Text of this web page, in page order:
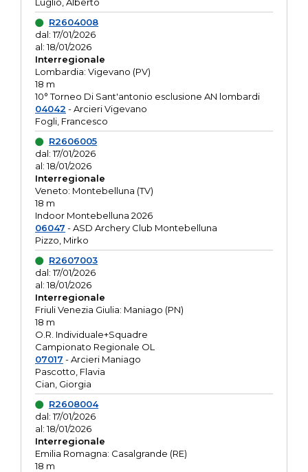
R2604008
dal: 17/01/2026
al: 18/01/2026
Interregionale
Lombardia: Vigevano (PV)
18 m
10° Torneo Di Sant'antonio esclusione AN lombardi
04042 - Arcieri Vigevano
Fogli, Francesco
R2606005
dal: 17/01/2026
al: 18/01/2026
Interregionale
Veneto: Montebelluna (TV)
18 m
Indoor Montebelluna 2026
06047 - ASD Archery Club Montebelluna
Pizzo, Mirko
R2607003
dal: 17/01/2026
al: 18/01/2026
Interregionale
Friuli Venezia Giulia: Maniago (PN)
18 m
O.R. Individuale+Squadre
Campionato Regionale OL
07017 - Arcieri Maniago
Pascotto, Flavia
Cian, Giorgia
R2608004
dal: 17/01/2026
al: 18/01/2026
Interregionale
Emilia Romagna: Casalgrande (RE)
18 m